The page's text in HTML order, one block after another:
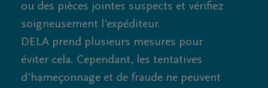
ou des pièces jointes suspects et vérifiez
soigneusement l'expéditeur.
DELA prend plusieurs mesures pour
éviter cela. Cependant, les tentatives
d'hameçonnage et de fraude ne peuvent